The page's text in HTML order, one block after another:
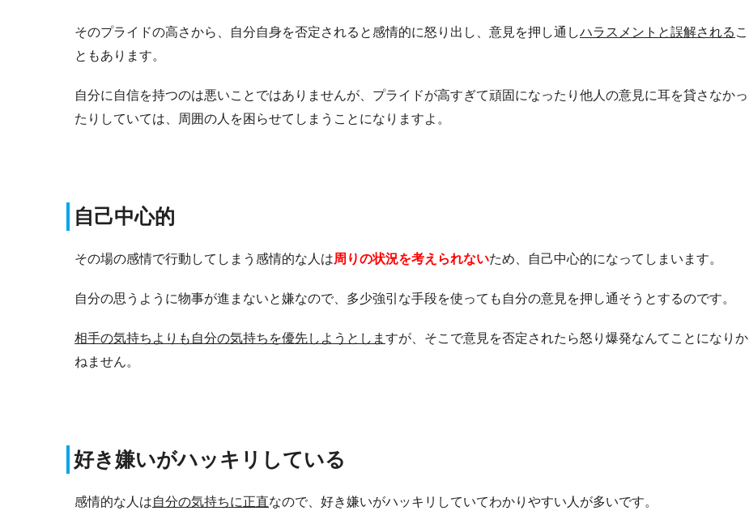
そのプライドの高さから、自分自身を否定されると感情的に怒り出し、意見を押し通しハラスメントと誤解される こ
ともあります。
自分に自信を持つのは悪いことではありませんが、プライドが高すぎて頑固になったり他人の意見に耳を貸さなかっ
たりしていては、周囲の人を困らせてしまうことになりますよ。
自己中心的
その場の感情で行動してしまう感情的な人は周りの状況を考えられないため、自己中心的になってしまいます。
自分の思うように物事が進まないと嫌なので、多少強引な手段を使っても自分の意見を押し通そうとするのです。
相手の気持ちよりも自分の気持ちを優先しようとしま すが、そこで意見を否定されたら怒り爆発なんてことになりか
ねません。
好き嫌いがハッキリしている
感情的な人は自分の気持ちに正直なので、好き嫌いがハッキリしていてわかりやすい人が多いです。